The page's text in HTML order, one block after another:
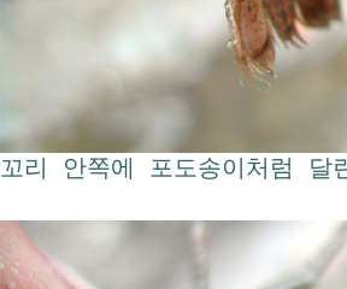
꼬리 안쪽에 포도송이처럼